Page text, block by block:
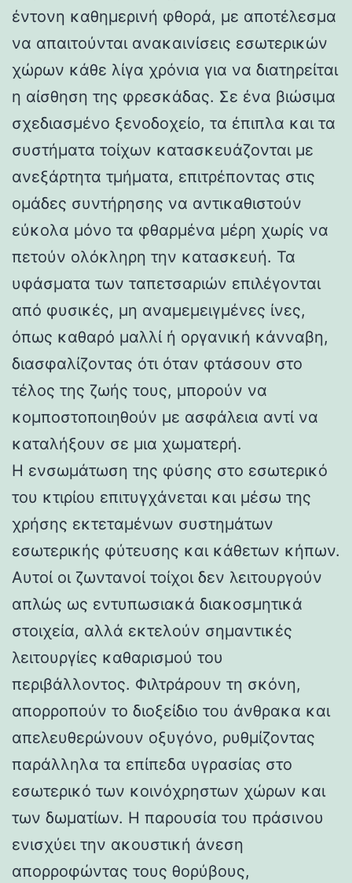
έντονη καθημερινή φθορά, με αποτέλεσμα
να απαιτούνται ανακαινίσεις εσωτερικών
χώρων κάθε λίγα χρόνια για να διατηρείται
η αίσθηση της φρεσκάδας. Σε ένα βιώσιμα
σχεδιασμένο ξενοδοχείο, τα έπιπλα και τα
συστήματα τοίχων κατασκευάζονται με
ανεξάρτητα τμήματα, επιτρέποντας στις
ομάδες συντήρησης να αντικαθιστούν
εύκολα μόνο τα φθαρμένα μέρη χωρίς να
πετούν ολόκληρη την κατασκευή. Τα
υφάσματα των ταπετσαριών επιλέγονται
από φυσικές, μη αναμεμειγμένες ίνες,
όπως καθαρό μαλλί ή οργανική κάνναβη,
διασφαλίζοντας ότι όταν φτάσουν στο
τέλος της ζωής τους, μπορούν να
κομποστοποιηθούν με ασφάλεια αντί να
καταλήξουν σε μια χωματερή.
Η ενσωμάτωση της φύσης στο εσωτερικό
του κτιρίου επιτυγχάνεται και μέσω της
χρήσης εκτεταμένων συστημάτων
εσωτερικής φύτευσης και κάθετων κήπων.
Αυτοί οι ζωντανοί τοίχοι δεν λειτουργούν
απλώς ως εντυπωσιακά διακοσμητικά
στοιχεία, αλλά εκτελούν σημαντικές
λειτουργίες καθαρισμού του
περιβάλλοντος. Φιλτράρουν τη σκόνη,
απορροπούν το διοξείδιο του άνθρακα και
απελευθερώνουν οξυγόνο, ρυθμίζοντας
παράλληλα τα επίπεδα υγρασίας στο
εσωτερικό των κοινόχρηστων χώρων και
των δωματίων. Η παρουσία του πράσινου
ενισχύει την ακουστική άνεση
απορροφώντας τους θορύβους,